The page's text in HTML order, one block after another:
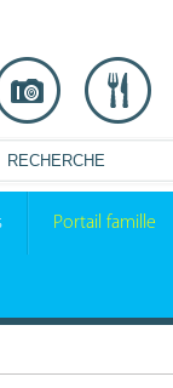
Portail famille